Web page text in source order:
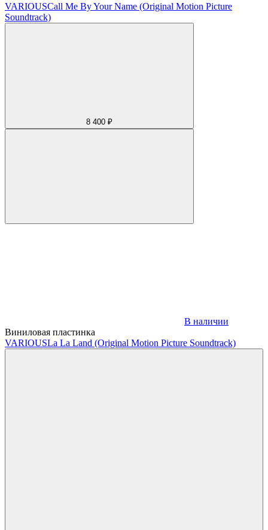
VARIOUSCall Me By Your Name (Original Motion Picture
Soundtrack)
8 400 ₽
В наличии
Виниловая пластинка
VARIOUSLa La Land (Original Motion Picture Soundtrack)